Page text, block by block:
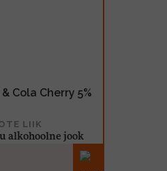
Cola Cherry 5%
LIIK
alkohoolne jook